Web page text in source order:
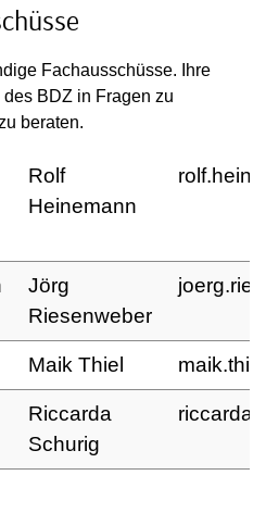
Fachausschüsse. Ihre
BDZ in Fragen zu
beraten.
Rolf
Heinemann
Jörg
Riesenweber
Maik Thiel
Riccarda
Schurig